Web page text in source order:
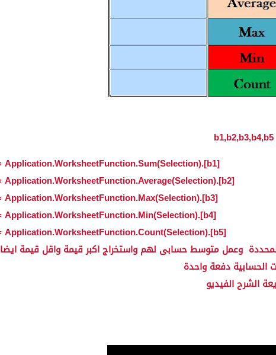
[b1].Value = Application.WorksheetFunction.Sum(Selection)
[b2].Value = Application.WorksheetFunction.Average(Selection)
[b3].Value = Application.WorksheetFunction.Max(Selection)
[b4].Value = Application.WorksheetFunction.Min(Selection)
[b5].Value = Application.WorksheetFunction.Count(Selection)
المحددة وعمل متوسط حسابى لهم واستخراج اكبر قيمة واقل قيمة ايضا
دفعة واحدة
الشرح الفيديو